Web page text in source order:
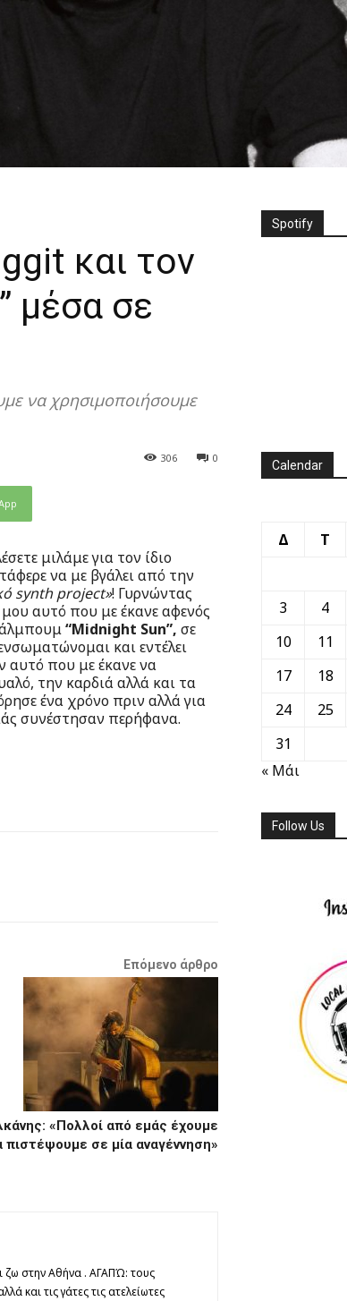
και τον
μέσα σε
να χρησιμοποιήσουμε
0
306
μιλάμε για τον ίδιο
να με βγάλει από την
synth project»! Γυρνώντας
αυτό που με έκανε αφενός
άλμπουμ“Midnight Sun”, σε
και εντέλει
που με έκανε να
την καρδιά αλλά και τα
ένα χρόνο πριν αλλά για
συνέστησαν περήφανα.
Επόμενο άρθρο
«Πολλοί από εμάς έχουμε
πιστέψουμε σε μία αναγέννηση»
ζω στην Αθήνα . ΑΓΑΠΏ: τους
και τις γάτες τις ατελείωτες
Spotify
Calendar
Δ
Τ
3
4
10
11
17
18
24
25
31
« Μάι
Follow Us